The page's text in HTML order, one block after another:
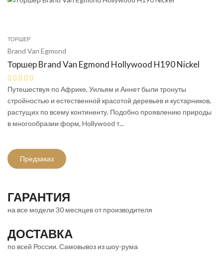
ТОРШЕР
Brand Van Egmond
Торшер Brand Van Egmond Hollywood H190 Nickel
Путешествуя по Африке, Уильям и Аннет были тронуты
стройностью и естественной красотой деревьев и кустарников,
растущих по всему континенту. Подобно проявлению природы
в многообразии форм, Hollywood т...
Предзаказ
ГАРАНТИЯ
на все модели 30 месяцев от производителя
ДОСТАВКА
по всей России. Самовывоз из шоу-рума